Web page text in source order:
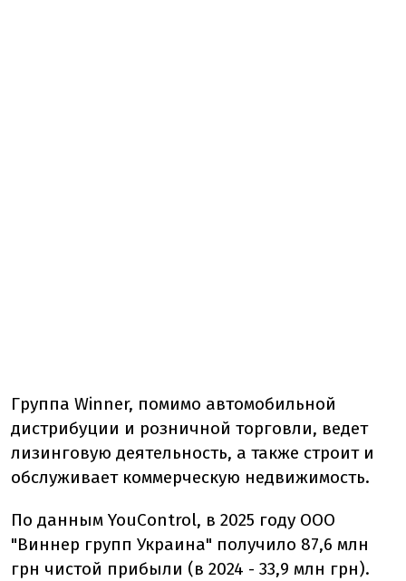
Группа Winner, помимо автомобильной
дистрибуции и розничной торговли, ведет
лизинговую деятельность, а также строит и
обслуживает коммерческую недвижимость.
По данным YouControl, в 2025 году ООО
"Виннер групп Украина" получило 87,6 млн
грн чистой прибыли (в 2024 - 33,9 млн грн).